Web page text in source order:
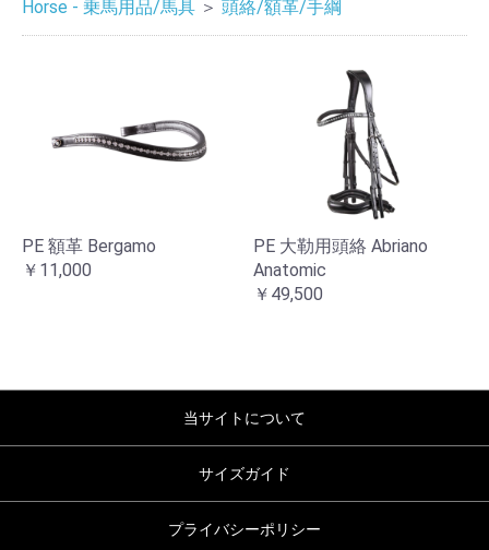
Horse - 乗馬用品/馬具 ＞ 頭絡/額革/手綱
PE 額革 Bergamo
￥11,000
PE 大勒用頭絡 Abriano
Anatomic
￥49,500
当サイトについて
サイズガイド
プライバシーポリシー